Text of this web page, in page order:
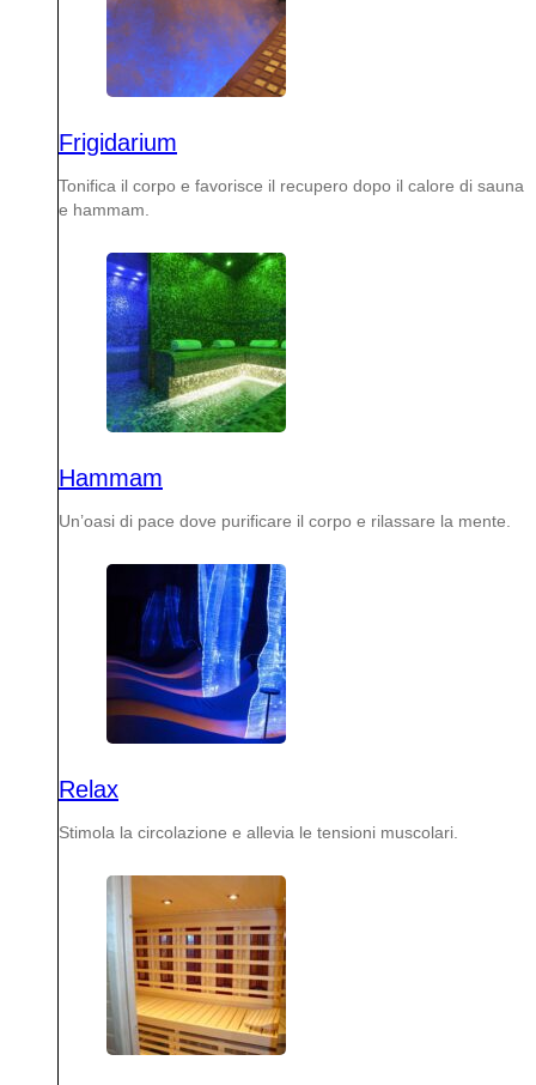
Frigidarium
Tonifica il corpo e favorisce il recupero dopo il calore di sauna
e hammam.
Hammam
Un’oasi di pace dove purificare il corpo e rilassare la mente.
Relax
Stimola la circolazione e allevia le tensioni muscolari.